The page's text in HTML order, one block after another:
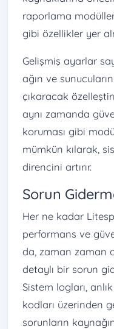
raporlama
gibi özellikler yer
Gelişmiş ayarlar
ağın ve
çıkaracak
aynı zamanda
koruması gibi
mümkün kılarak,
direncini artırır.
Sorun
Her ne kadar
performans ve
da, zaman zaman
detaylı bir sorun
Sistem logları,
kodları üzerinden
sorunların